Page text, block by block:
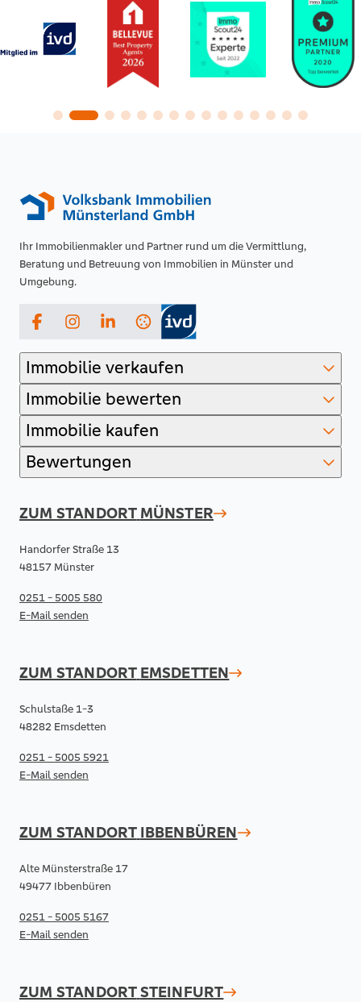
Ihr Immobilienmakler und Partner rund um die Vermittlung,
Beratung und Betreuung von Immobilien in Münster und
Umgebung.
FacebookInstagramLinkedIn
Immobilie verkaufen
Immobilie bewerten
Immobilie kaufen
Bewertungen
ZUM STANDORT MÜNSTER
Handorfer Straße 13
48157 Münster
0251 - 5005 580
E-Mail senden
ZUM STANDORT EMSDETTEN
Schulstaße 1-3
48282 Emsdetten
0251 - 5005 5921
E-Mail senden
ZUM STANDORT IBBENBÜREN
Alte Münsterstraße 17
49477 Ibbenbüren
0251 - 5005 5167
E-Mail senden
ZUM STANDORTSTEINFURT